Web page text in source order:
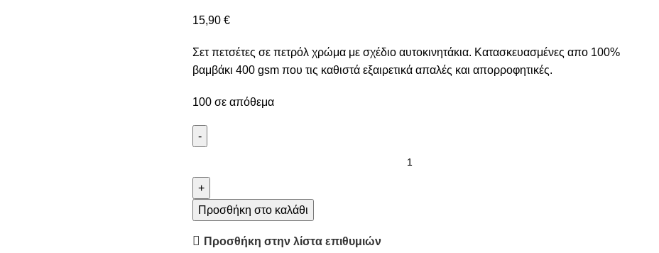
15,90 €
Σετ πετσέτες σε πετρόλ χρώμα με σχέδιο αυτοκινητάκια. Κατασκευασμένες απο 100%
βαμβάκι 400 gsm που τις καθιστά εξαιρετικά απαλές και απορροφητικές.
100 σε απόθεμα
(Σετ
Kocoon
Προσθήκη στο καλάθι
Προσθήκη στην λίστα επιθυμιών